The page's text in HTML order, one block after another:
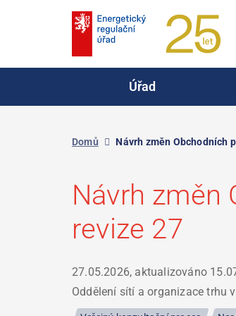
Úřad
Domů Návrh změn Obchodních
Návrh změn
revize 27
27.05.2026, aktualizováno
Oddělení sítí a organizace trhu